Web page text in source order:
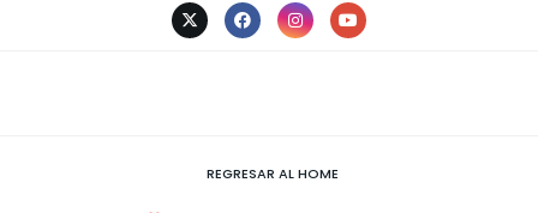
REGRESAR AL HOME